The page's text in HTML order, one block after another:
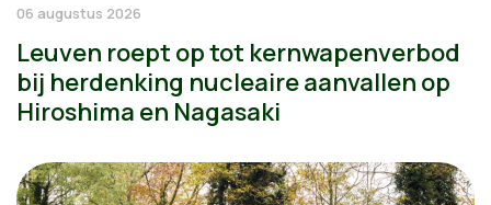
06 augustus 2026
Leuven roept op tot kernwapenverbod
bij herdenking nucleaire aanvallen op
Hiroshima en Nagasaki